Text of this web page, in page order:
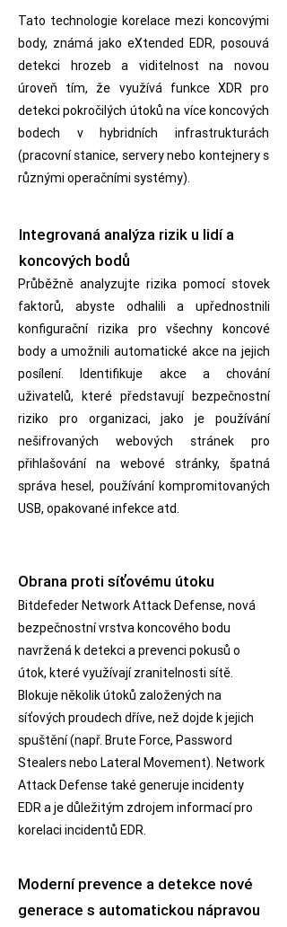
Tato technologie korelace mezi koncovými
body, známá jako eXtended EDR, posouvá
detekci hrozeb a viditelnost na novou
úroveň tím, že využívá funkce XDR pro
detekci pokročilých útoků na více koncových
bodech v hybridních infrastrukturách
(pracovní stanice, servery nebo kontejnery s
různými operačními systémy).
Integrovaná analýza rizik u lidí a
koncových bodů
Průběžně analyzujte rizika pomocí stovek
faktorů, abyste odhalili a upřednostnili
konfigurační rizika pro všechny koncové
body a umožnili automatické akce na jejich
posílení. Identifikuje akce a chování
uživatelů, které představují bezpečnostní
riziko pro organizaci, jako je používání
nešifrovaných webových stránek pro
přihlašování na webové stránky, špatná
správa hesel, používání kompromitovaných
USB, opakované infekce atd.
Obrana proti síťovému útoku
Bitdefeder Network Attack Defense, nová
bezpečnostní vrstva koncového bodu
navržená k detekci a prevenci pokusů o
útok, které využívají zranitelnosti sítě.
Blokuje několik útoků založených na
síťových proudech dříve, než dojde k jejich
spuštění (např. Brute Force, Password
Stealers nebo Lateral Movement). Network
Attack Defense také generuje incidenty
EDR a je důležitým zdrojem informací pro
korelaci incidentů EDR.
Moderní prevence a detekce nové
generace s automatickou nápravou